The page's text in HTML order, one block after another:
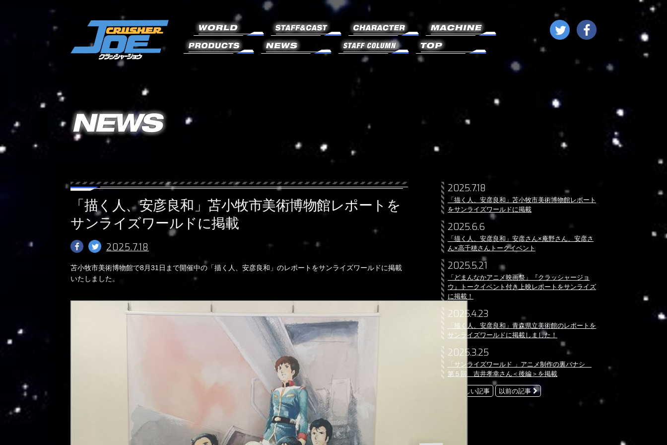
2025.7.18
「描く人、安彦良和」苫小牧市美術博物館レポート
をサンライズワールドに掲載
2025.6.6
「描く人、安彦良和」安彦さん×庵野さん、安彦さ
ん×高千穂さんトークイベント
2025.5.21
「どまんなかアニメ映画祭」『クラッシャージョ
ウ』トークイベント付き上映レポートをサンライズ
に掲載！
2025.4.23
「描く人、安彦良和」青森県立美術館のレポートを
サンライズワールドに掲載しました！
2025.3.25
「サンライズワールド 」アニメ制作の裏バナシ
第５回 吉井孝幸さん＜後編＞を掲載
新しい記事 以前の記事
「描く人、安彦良和」苫小牧市美術博物館レポートを
サンライズワールドに掲載
2025.7.18
苫小牧市美術博物館で8月31日まで開催中の「描く人、安彦良和」のレポートをサンライズワールドに掲載
いたしました。